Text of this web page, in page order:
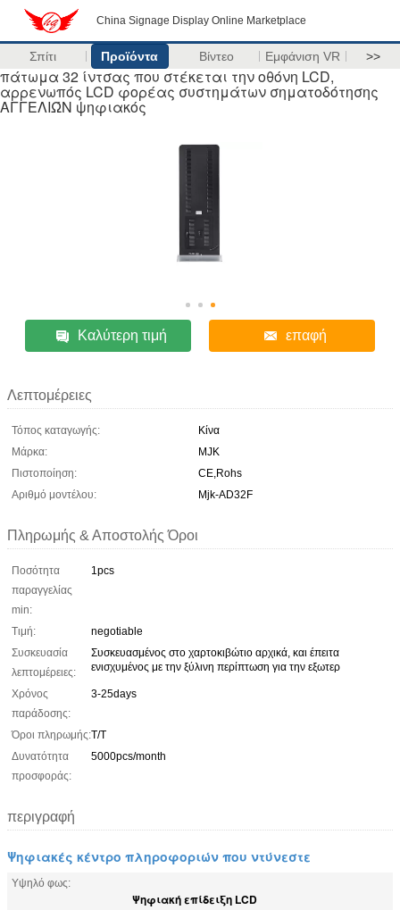
China Signage Display Online Marketplace
Σπίτι Προϊόντα Βίντεο Εμφάνιση VR >>
πάτωμα 32 ίντσας που στέκεται την οθόνη LCD,
αρρενωπός LCD φορέας συστημάτων σηματοδότησης
ΑΓΓΕΛΙΏΝ ψηφιακός
Καλύτερη τιμή επαφή
Λεπτομέρειες
Τόπος καταγωγής:
Κίνα
Μάρκα:
MJK
Πιστοποίηση:
CE,Rohs
Αριθμό μοντέλου:
Mjk-AD32F
Πληρωμής & Αποστολής Όροι
Ποσότητα
παραγγελίας
min:
1pcs
Τιμή:
negotiable
Συσκευασία
λεπτομέρειες:
Συσκευασμένος στο χαρτοκιβώτιο αρχικά, και έπειτα
ενισχυμένος με την ξύλινη περίπτωση για την εξωτερ
Χρόνος
παράδοσης:
3-25days
Όροι πληρωμής:T/T
Δυνατότητα
προσφοράς:
5000pcs/month
περιγραφή
Ψηφιακές κέντρο πληροφοριών που ντύνεστε
Υψηλό φως:
Ψηφιακή επίδειξη LCD